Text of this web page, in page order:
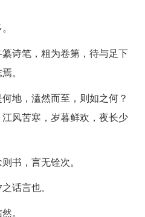
诗笔，粗为卷第，待与足下
。
地，溘然而至，则如之何？
风苦寒，岁暮鲜欢，夜长少
书，言无铨次。
话言也。
。